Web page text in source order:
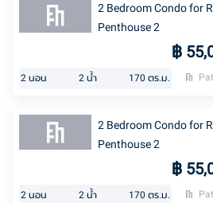
2 Bedroom Condo for
Penthouse 2
฿
2 นอน 2 น้ำ 170 ตร.ม.
2 Bedroom Condo for
Penthouse 2
฿
2 นอน 2 น้ำ 170 ตร.ม.